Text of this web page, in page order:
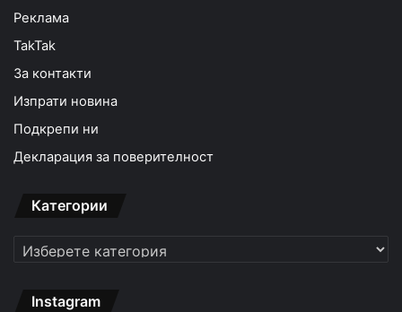
Реклама
TakTak
За контакти
Изпрати новина
Подкрепи ни
Декларация за поверителност
Категории
Категории
Instagram